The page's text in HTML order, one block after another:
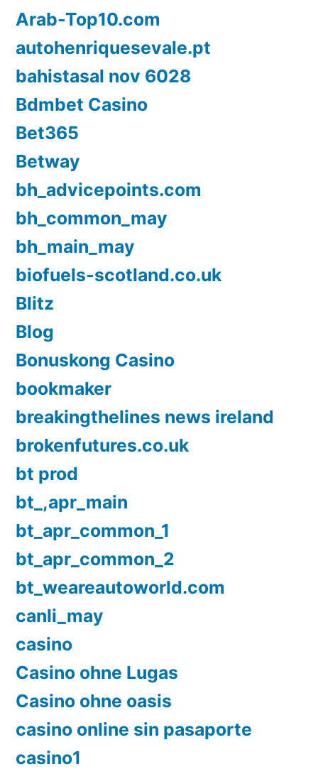
Arab-Top10.com
autohenriquesevale.pt
bahistasal nov 6028
Bdmbet Casino
Bet365
Betway
bh_advicepoints.com
bh_common_may
bh_main_may
biofuels-scotland.co.uk
Blitz
Blog
Bonuskong Casino
bookmaker
breakingthelines news ireland
brokenfutures.co.uk
bt prod
bt_,apr_main
bt_apr_common_1
bt_apr_common_2
bt_weareautoworld.com
canli_may
casino
Casino ohne Lugas
Casino ohne oasis
casino online sin pasaporte
casino1